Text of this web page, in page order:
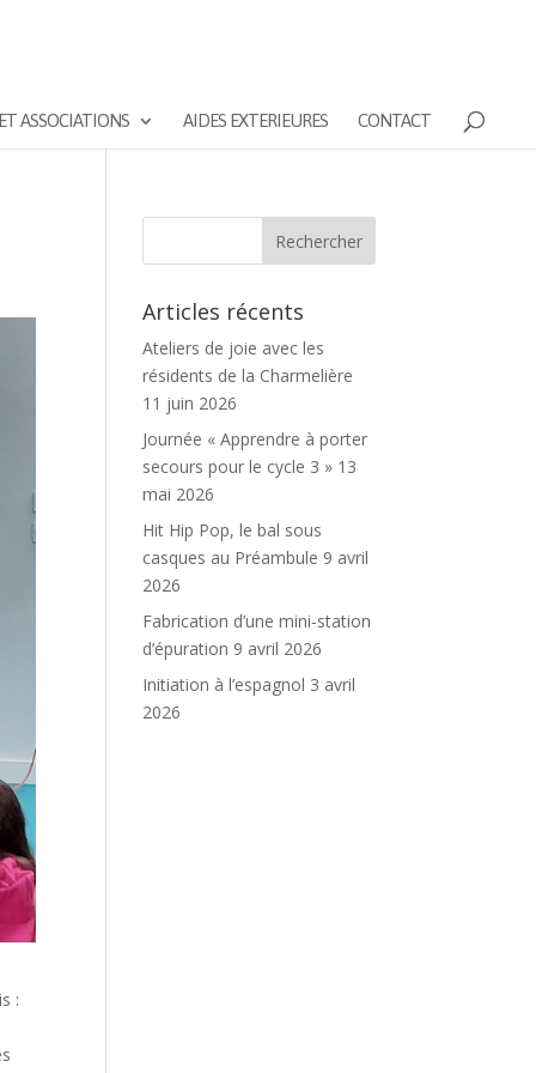
ASSOCIATIONS AIDES EXTERIEURES CONTACT
:
Articles récents
Ateliers de joie avec les
résidents de la Charmelière
11 juin 2026
Journée « Apprendre à porter
secours pour le cycle 3 » 13
mai 2026
Hit Hip Pop, le bal sous
casques au Préambule 9 avril
2026
Fabrication d’une mini-station
d’épuration 9 avril 2026
Initiation à l’espagnol 3 avril
2026